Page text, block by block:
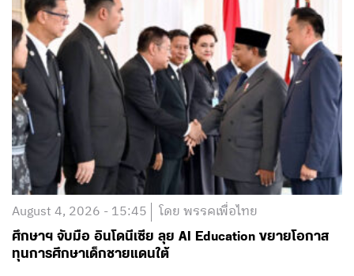
August 4, 2026 - 15:45 โดย พรรคเพื่อไทย
ศึกษาฯ จับมือ อินโดนีเซีย ลุย AI Education ขยายโอกาส
ทุนการศึกษาเด็กชายแดนใต้